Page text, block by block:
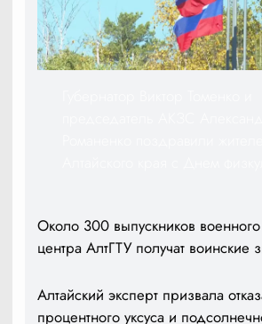
Около 300 выпускников
центра АлтГТУ получат воинские
Алтайский эксперт призвала
процентного уксуса и